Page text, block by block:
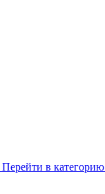
Перейти в категорию